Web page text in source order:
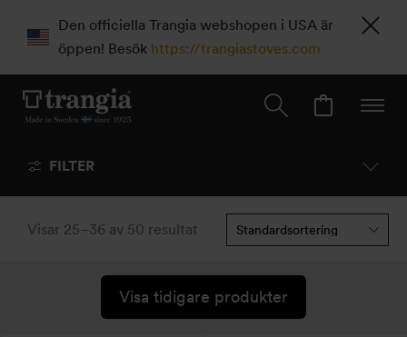
Den officiella Trangia webshopen i USA är
öppen! Besök https://trangiastoves.com
FILTER
Visar 25–36 av 50 resultat
Visa tidigare produkter